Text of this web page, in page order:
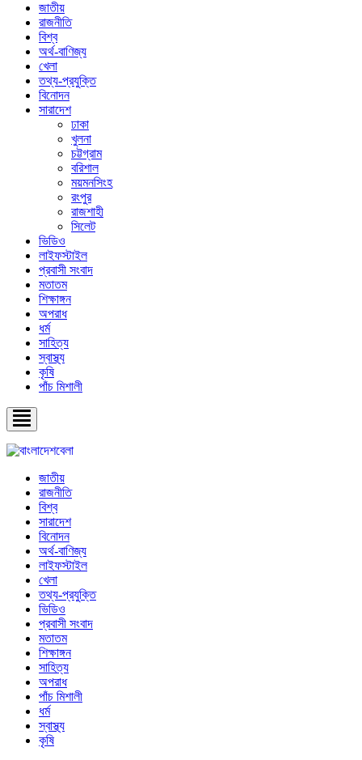
জাতীয়
রাজনীতি
বিশ্ব
অর্থ-বাণিজ্য
খেলা
তথ্য-প্রযুক্তি
বিনোদন
সারাদেশ
ঢাকা
খুলনা
চট্টগ্রাম
বরিশাল
ময়মনসিংহ
রংপুর
রাজশাহী
সিলেট
ভিডিও
লাইফস্টাইল
প্রবাসী সংবাদ
মতাতম
শিক্ষাঙ্গন
অপরাধ
ধর্ম
সাহিত্য
স্বাস্থ্য
কৃষি
পাঁচ মিশালী
জাতীয়
রাজনীতি
বিশ্ব
সারাদেশ
বিনোদন
অর্থ-বাণিজ্য
লাইফস্টাইল
খেলা
তথ্য-প্রযুক্তি
ভিডিও
প্রবাসী সংবাদ
মতাতম
শিক্ষাঙ্গন
সাহিত্য
অপরাধ
পাঁচ মিশালী
ধর্ম
স্বাস্থ্য
কৃষি